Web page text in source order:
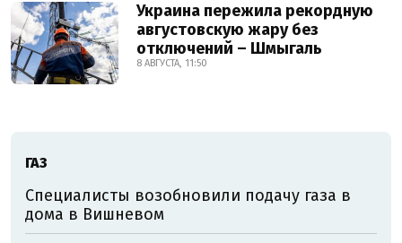
Украина пережила рекордную
августовскую жару без
отключений – Шмыгаль
8 АВГУСТА, 11:50
ГАЗ
Специалисты возобновили подачу газа в
дома в Вишневом